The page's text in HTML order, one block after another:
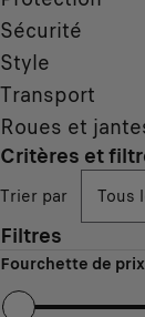
Sécurité
Style
Transport
Roues et
Critères et
Trier par Tous
Filtres
Fourchette de prix